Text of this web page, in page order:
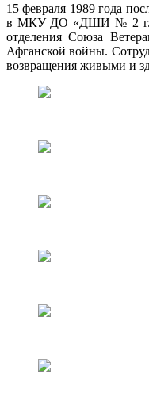
15 февраля 1989 года
в МКУ ДО «ДШИ № 2 г.
отделения Союза
Афганской войны.
возвращения живыми и